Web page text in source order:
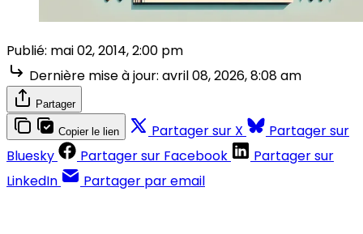
Publié: mai 02, 2014, 2:00 pm
Dernière mise à jour: avril 08, 2026, 8:08 am
Partager
Copier le lien Partager sur X
Partager sur
Bluesky
Partager sur Facebook
Partager sur
LinkedIn
Partager par email